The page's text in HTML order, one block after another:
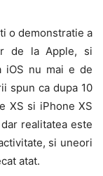
o demonstratie a
de la Apple, si
iOS nu mai e de
spun ca dupa 10
XS si iPhone XS
realitatea este
si uneori
atat.